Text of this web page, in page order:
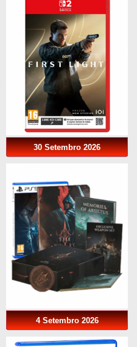
30 Setembro 2026
4 Setembro 2026